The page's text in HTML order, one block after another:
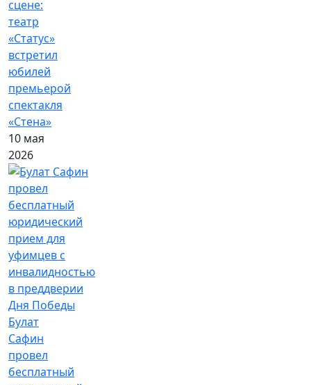
сцене:
театр
«Статус»
встретил
юбилей
премьерой
спектакля
«Стена»
10 мая
2026
Булат
Сафин
провел
бесплатный